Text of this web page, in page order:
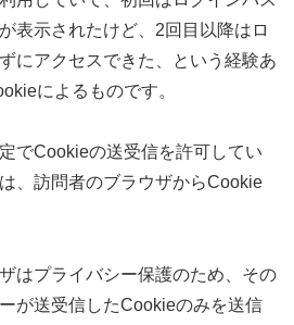
表示されたけど、2回目以降はロ
にアクセスできた、という経験あ
によるものです。
でCookieの送受信を許可してい
、訪問者のブラウザからCookie
はプライバシー保護のため、その
が送受信したCookieのみを送信